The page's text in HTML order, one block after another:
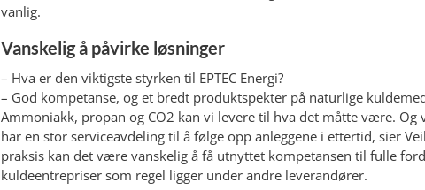
vanlig.
Vanskelig å påvirke løsninger
– Hva er den viktigste styrken til EPTEC Energi?
– God kompetanse, og et bredt produktspekter på naturlige
Ammoniakk, propan og CO2 kan vi levere til hva det måtte være. Og
har en stor serviceavdeling til å følge opp anleggene i ettertid, sier
praksis kan det være vanskelig å få utnyttet kompetansen til fulle
kuldeentrepriser som regel ligger under andre leverandører.